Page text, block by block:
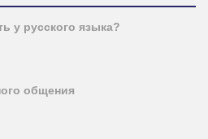
у русского языка?
общения